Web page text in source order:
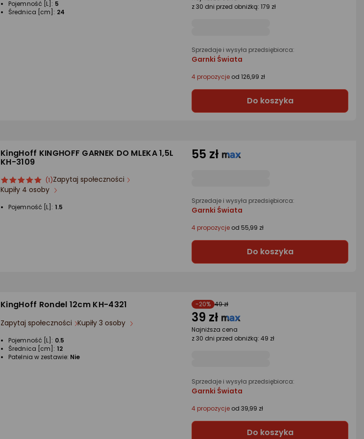
5/5
gwiazdki
Pojemność [L]: 5
Średnica [cm]: 24
z 30 dni przed obniżką: 179 zł
Sprzedaje i wysyła przedsiębiorca:
Garnki Świata
4 propozycje od 126,99 zł
Do koszyka
KingHoff KINGHOFF GARNEK DO MLEKA 1,5L
KH-3109
ocena
produktu
gwiazdki
Ocena
produktu
(1)Zapytaj społeczności
Kupiły 4 osoby
Pojemność [L]: 1.5
55 zł
Sprzedaje i wysyła przedsiębiorca:
Garnki Świata
4 propozycje od 55,99 zł
Do koszyka
KingHoff Rondel 12cm KH-4321
Zapytaj społeczności Kupiły 3 osoby
Pojemność [L]: 0.5
Średnica [cm]: 12
Patelnia w zestawie: Nie
-20% 49 zł
39 zł
Najniższa cena
z 30 dni przed obniżką: 49 zł
Sprzedaje i wysyła przedsiębiorca:
Garnki Świata
4 propozycje od 39,99 zł
Do koszyka